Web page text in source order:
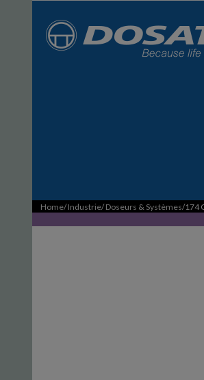
Home/Industrie/Doseurs & Systèmes/174